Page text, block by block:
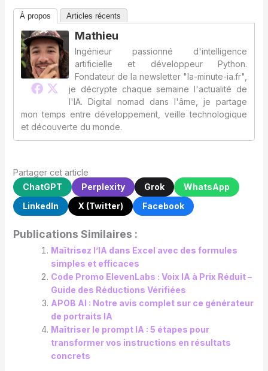
À propos Articles récents
Mathieu
Ingénieur passionné d'intelligence
artificielle et développeur Python.
Fondateur de la newsletter "la-minute-ia.fr",
je décrypte chaque semaine l'actualité de
l'IA. Digital nomad dans l'âme, je partage
mon temps entre développement, veille technologique
et découverte du monde.
Partager cet article
ChatGPT
Perplexity Grok
WhatsApp
LinkedIn
X (Twitter) Facebook
Publications Similaires :
Maîtrisez l’IA dans Excel avec des formules
simples et efficaces
Code Promo ElevenLabs : Voix IA à Prix Réduit –
Guide des Réductions Vérifiées
APOB AI : Notre avis complet sur ce générateur
de portraits IA
Maîtriser le prompt IA : 5 étapes pour
transformer vos instructions en résultats
concrets